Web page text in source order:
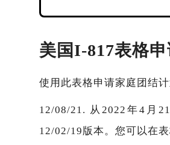
美国I-817表格
使用此表格申请家庭团结
12/08/21. 从2022年4月
12/02/19版本。您可以在